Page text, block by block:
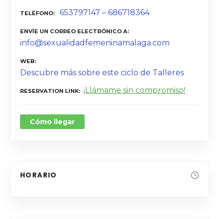
TELÉFONO 653797147 – 686718364
ENVÍE UN CORREO ELECTRÓNICO A
info@sexualidadfemeninamalaga.com
WEB
Descubre más sobre este ciclo de Talleres
RESERVATION LINK ¡Llámame sin compromiso!
Cómo llegar
HORARIO